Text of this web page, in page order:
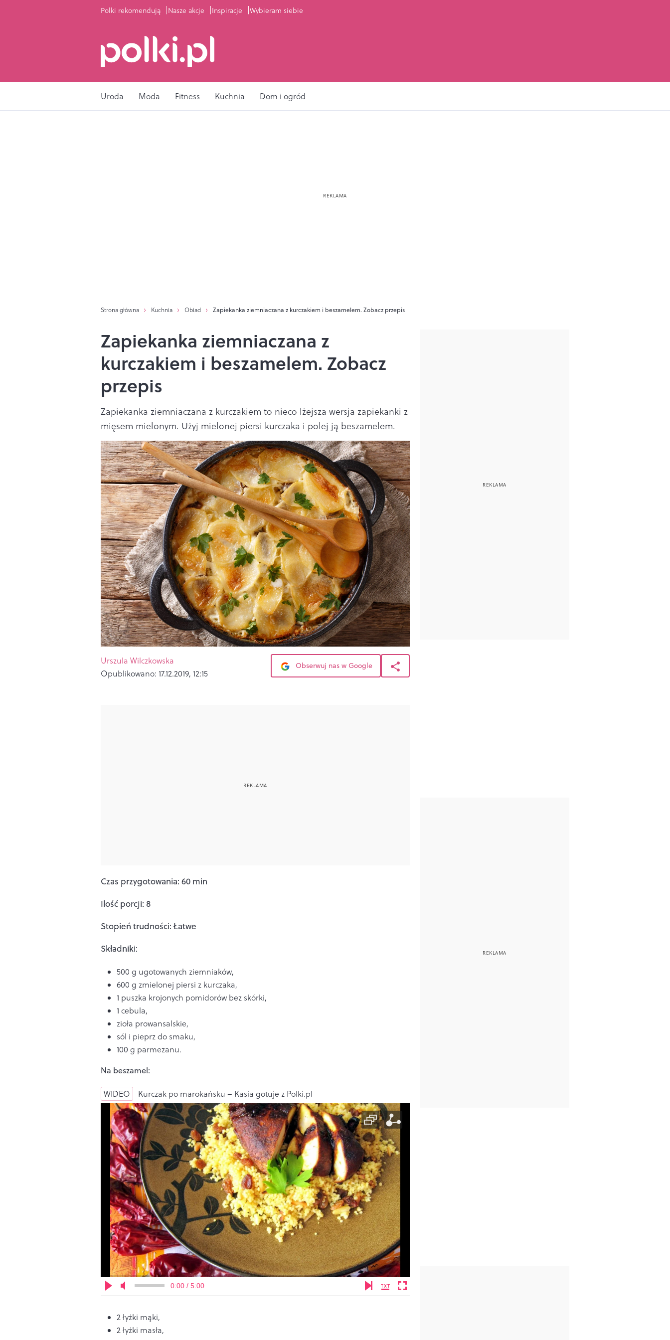
Polki rekomendują Nasze akcje Inspiracje Wybieram siebie
Uroda Moda Fitness Kuchnia Dom i ogród
Strona główna Kuchnia Obiad Zapiekanka ziemniaczana z kurczakiem i beszamelem. Zobacz przepis
Zapiekanka ziemniaczana z
kurczakiem i beszamelem. Zobacz
przepis
Zapiekanka ziemniaczana z kurczakiem to nieco lżejsza wersja zapiekanki z
mięsem mielonym. Użyj mielonej piersi kurczaka i polej ją beszamelem.
Urszula Wilczkowska
Opublikowano: 17.12.2019, 12:15
Obserwuj nas w Google
Czas przygotowania: 60 min
Ilość porcji: 8
Stopień trudności: Łatwe
Składniki:
500 g ugotowanych ziemniaków,
600 g zmielonej piersi z kurczaka,
1 puszka krojonych pomidorów bez skórki,
1 cebula,
zioła prowansalskie,
sól i pieprz do smaku,
100 g parmezanu.
Na beszamel:
WIDEO Kurczak po marokańsku – Kasia gotuje z Polki.pl
0:00 / 5:00
2 łyżki mąki,
2 łyżki masła,